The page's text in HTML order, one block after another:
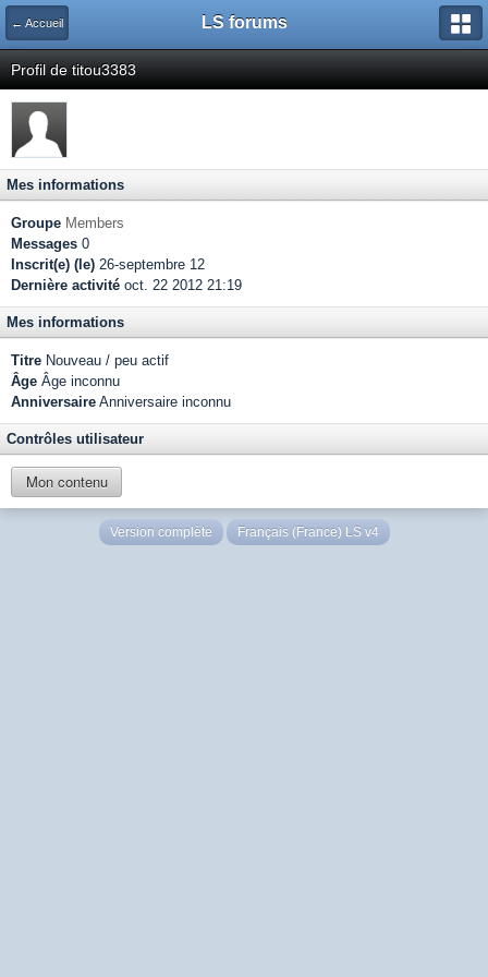
← Accueil LS forums
Profil de titou3383
Mes informations
Groupe Members
Messages 0
Inscrit(e) (le) 26-septembre 12
Dernière activité oct. 22 2012 21:19
Mes informations
Titre Nouveau / peu actif
Âge Âge inconnu
Anniversaire Anniversaire inconnu
Contrôles utilisateur
Mon contenu
Version complète Français (France) LS v4